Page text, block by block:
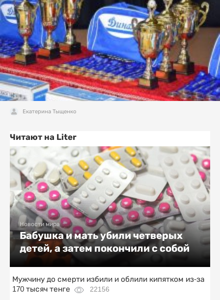
Екатерина Тыщенко
Читают на Liter
Новости мира
Бабушка и мать убили четверых
детей, а затем покончили с собой
Мужчину до смерти избили и облили кипятком из-за
170 тысяч тенге
22156